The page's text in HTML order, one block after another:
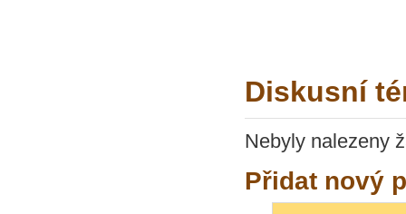
Diskusní
Nebyly nalezeny
Přidat nový